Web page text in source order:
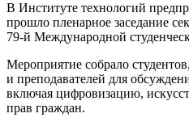
В Институте технологий
прошло пленарное заседание
79-й Международной
Мероприятие собрало
и преподавателей для
включая цифровизацию,
прав граждан.